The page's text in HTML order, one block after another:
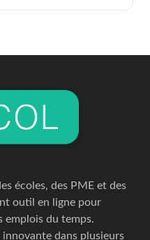
écoles, des PME et des
outil en ligne pour
emplois du temps.
dans plusieurs